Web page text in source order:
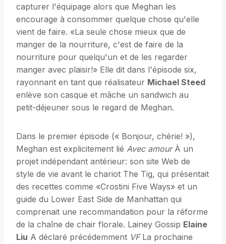
capturer l'équipage alors que Meghan les
encourage à consommer quelque chose qu'elle
vient de faire. «La seule chose mieux que de
manger de la nourriture, c'est de faire de la
nourriture pour quelqu'un et de les regarder
manger avec plaisir!» Elle dit dans l'épisode six,
rayonnant en tant que réalisateur Michael Steed
enlève son casque et mâche un sandwich au
petit-déjeuner sous le regard de Meghan.
Dans le premier épisode (« Bonjour, chérie! »),
Meghan est explicitement lié Avec amourÀ un
projet indépendant antérieur: son site Web de
style de vie avant le chariot The Tig, qui présentait
des recettes comme «Crostini Five Ways» et un
guide du Lower East Side de Manhattan qui
comprenait une recommandation pour la réforme
de la chaîne de chair florale. Lainey Gossip Elaine
Liu A déclaré précédemment VFLa prochaine